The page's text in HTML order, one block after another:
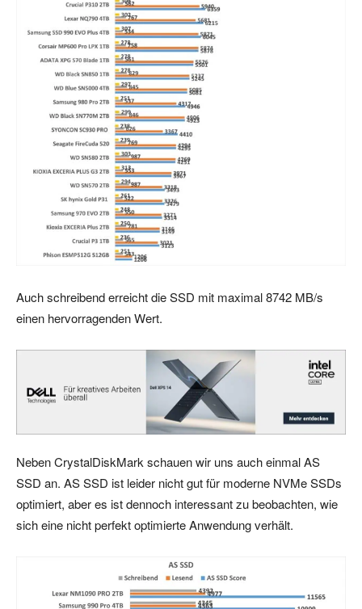
Auch schreibend erreicht die SSD mit maximal 8742 MB/s
einen hervorragenden Wert.
Neben CrystalDiskMark schauen wir uns auch einmal AS
SSD an. AS SSD ist leider nicht gut für moderne NVMe SSDs
optimiert, aber es ist dennoch interessant zu beobachten, wie
sich eine nicht perfekt optimierte Anwendung verhält.